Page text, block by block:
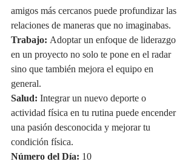
amigos más cercanos puede profundizar las
relaciones de maneras que no imaginabas.
Trabajo: Adoptar un enfoque de liderazgo
en un proyecto no solo te pone en el radar
sino que también mejora el equipo en
general.
Salud: Integrar un nuevo deporte o
actividad física en tu rutina puede encender
una pasión desconocida y mejorar tu
condición física.
Número del Día: 10